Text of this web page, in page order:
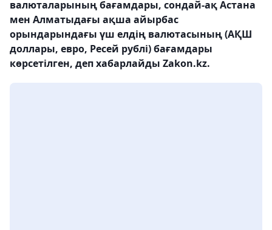
валюталарының бағамдары, сондай-ақ Астана
мен Алматыдағы ақша айырбас
орындарындағы үш елдің валютасының (АҚШ
доллары, евро, Ресей рублі) бағамдары
көрсетілген, деп хабарлайды Zakon.kz.